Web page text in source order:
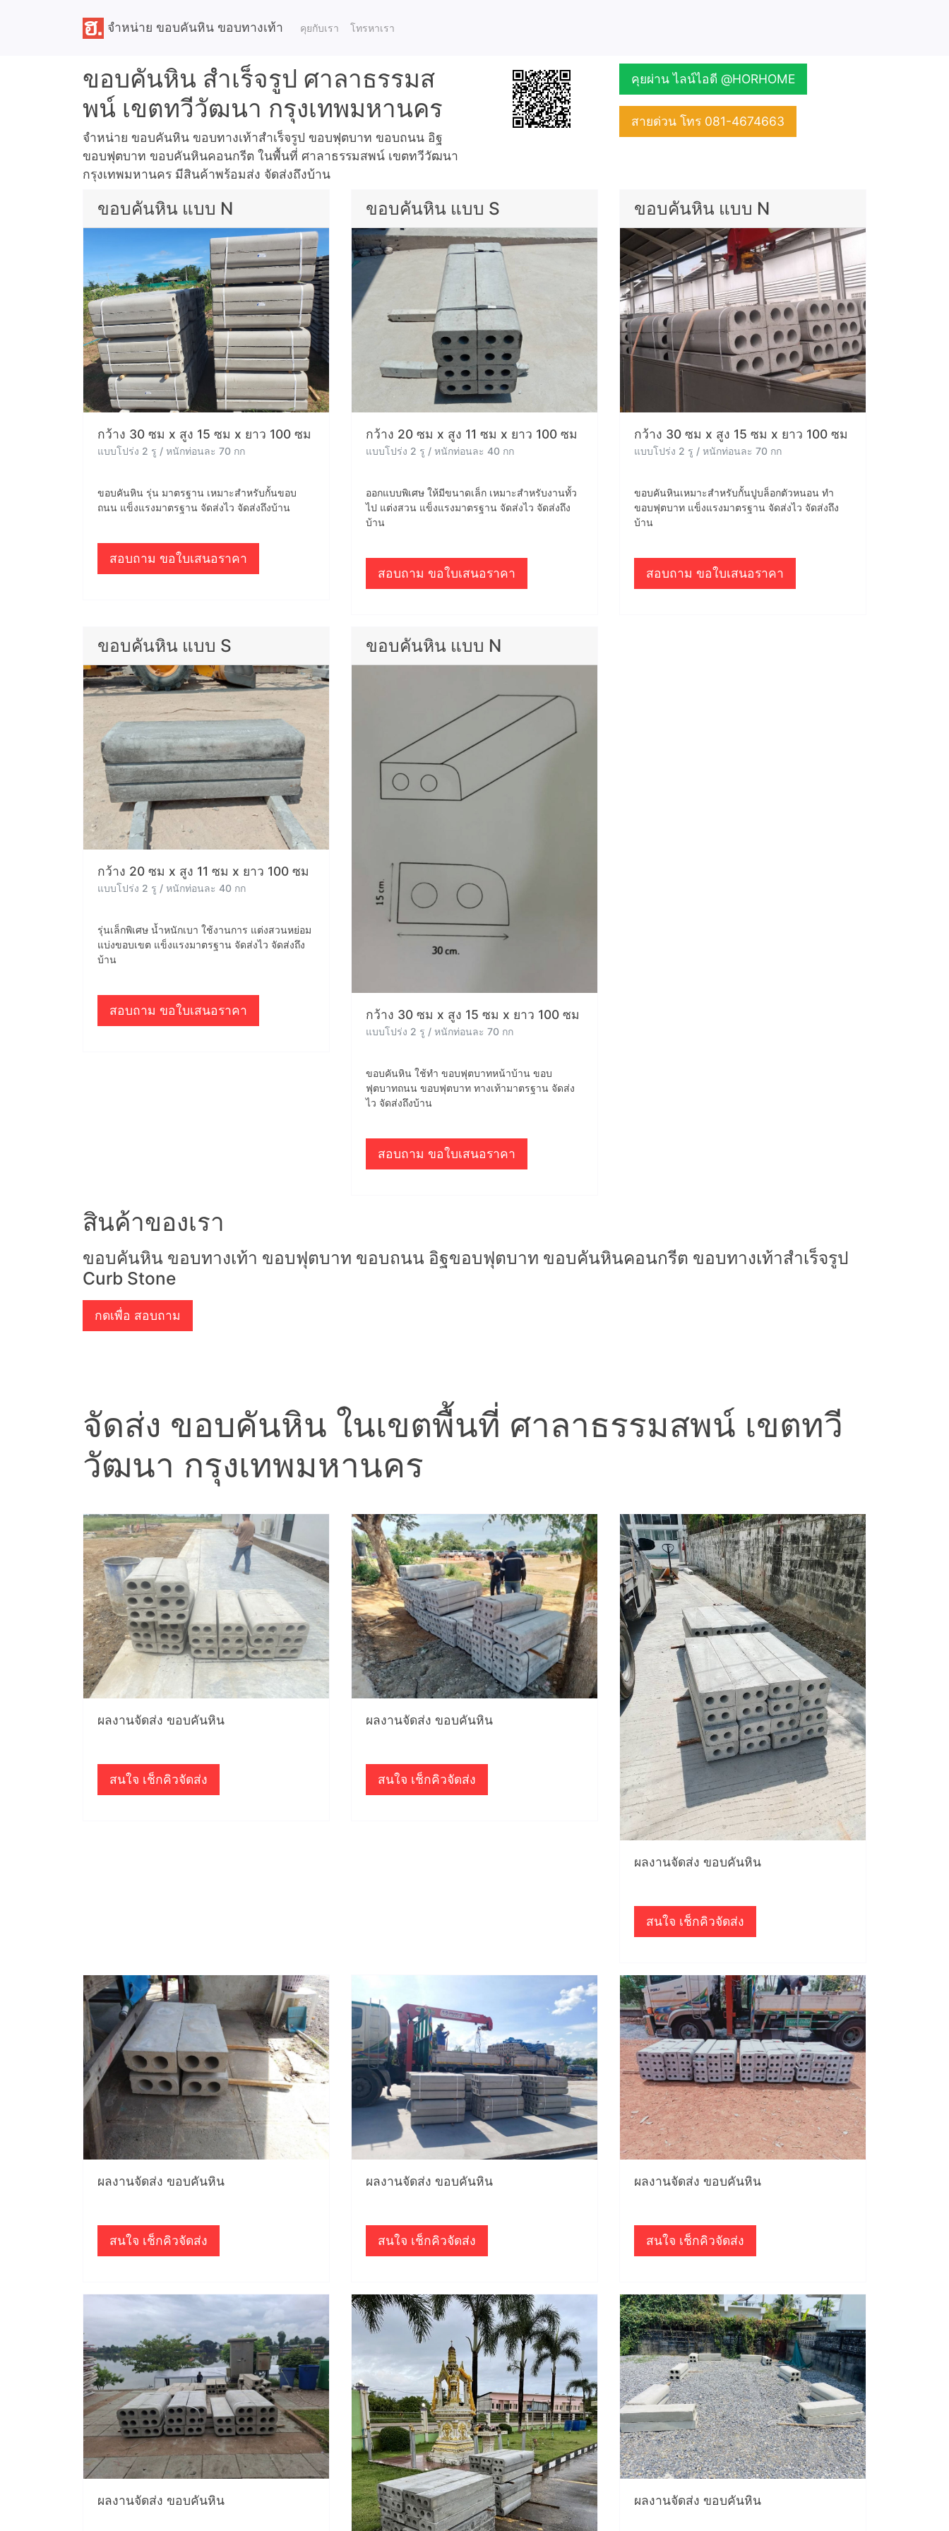
จำหน่าย ขอบคันหิน ขอบทางเท้า คุยกับเรา โทรหาเรา
ขอบคันหิน สำเร็จรูป ศาลาธรรมส
พน์ เขตทวีวัฒนา กรุงเทพมหานคร
จำหน่าย ขอบคันหิน ขอบทางเท้าสำเร็จรูป ขอบฟุตบาท ขอบถนน อิฐ
ขอบฟุตบาท ขอบคันหินคอนกรีต ในพื้นที่ ศาลาธรรมสพน์ เขตทวีวัฒนา
กรุงเทพมหานคร มีสินค้าพร้อมส่ง จัดส่งถึงบ้าน
คุยผ่าน ไลน์ไอดี @HORHOME
สายด่วน โทร 081-4674663
ขอบคันหิน แบบ N
กว้าง 30 ซม x สูง 15 ซม x ยาว 100 ซม
แบบโปร่ง 2 รู / หนักท่อนละ 70 กก
ขอบคันหิน รุ่น มาตรฐาน เหมาะสำหรับกั้นขอบ
ถนน แข็งแรงมาตรฐาน จัดส่งไว จัดส่งถึงบ้าน
สอบถาม ขอใบเสนอราคา
ขอบคันหิน แบบ S
กว้าง 20 ซม x สูง 11 ซม x ยาว 100 ซม
แบบโปร่ง 2 รู / หนักท่อนละ 40 กก
ออกแบบพิเศษ ให้มีขนาดเล็ก เหมาะสำหรับงานทั้ว
ไป แต่งสวน แข็งแรงมาตรฐาน จัดส่งไว จัดส่งถึง
บ้าน
สอบถาม ขอใบเสนอราคา
ขอบคันหิน แบบ N
กว้าง 30 ซม x สูง 15 ซม x ยาว 100 ซม
แบบโปร่ง 2 รู / หนักท่อนละ 70 กก
ขอบคันหินเหมาะสำหรับกั้นปูบล็อกตัวหนอน ทำ
ขอบฟุตบาท แข็งแรงมาตรฐาน จัดส่งไว จัดส่งถึง
บ้าน
สอบถาม ขอใบเสนอราคา
ขอบคันหิน แบบ S
กว้าง 20 ซม x สูง 11 ซม x ยาว 100 ซม
แบบโปร่ง 2 รู / หนักท่อนละ 40 กก
รุ่นเล็กพิเศษ น้ำหนักเบา ใช้งานการ แต่งสวนหย่อม
แบ่งขอบเขต แข็งแรงมาตรฐาน จัดส่งไว จัดส่งถึง
บ้าน
สอบถาม ขอใบเสนอราคา
ขอบคันหิน แบบ N
กว้าง 30 ซม x สูง 15 ซม x ยาว 100 ซม
แบบโปร่ง 2 รู / หนักท่อนละ 70 กก
ขอบคันหิน ใช้ทำ ขอบฟุตบาทหน้าบ้าน ขอบ
ฟุตบาทถนน ขอบฟุตบาท ทางเท้ามาตรฐาน จัดส่ง
ไว จัดส่งถึงบ้าน
สอบถาม ขอใบเสนอราคา
สินค้าของเรา
ขอบคันหิน ขอบทางเท้า ขอบฟุตบาท ขอบถนน อิฐขอบฟุตบาท ขอบคันหินคอนกรีต ขอบทางเท้าสำเร็จรูป
Curb Stone
กดเพื่อ สอบถาม
จัดส่ง ขอบคันหิน ในเขตพื้นที่ ศาลาธรรมสพน์ เขตทวี
วัฒนา กรุงเทพมหานคร
ผลงานจัดส่ง ขอบคันหิน
สนใจ เช็กคิวจัดส่ง
ผลงานจัดส่ง ขอบคันหิน
สนใจ เช็กคิวจัดส่ง
ผลงานจัดส่ง ขอบคันหิน
สนใจ เช็กคิวจัดส่ง
ผลงานจัดส่ง ขอบคันหิน
สนใจ เช็กคิวจัดส่ง
ผลงานจัดส่ง ขอบคันหิน
สนใจ เช็กคิวจัดส่ง
ผลงานจัดส่ง ขอบคันหิน
สนใจ เช็กคิวจัดส่ง
ผลงานจัดส่ง ขอบคันหิน ผลงานจัดส่ง ขอบคันหิน